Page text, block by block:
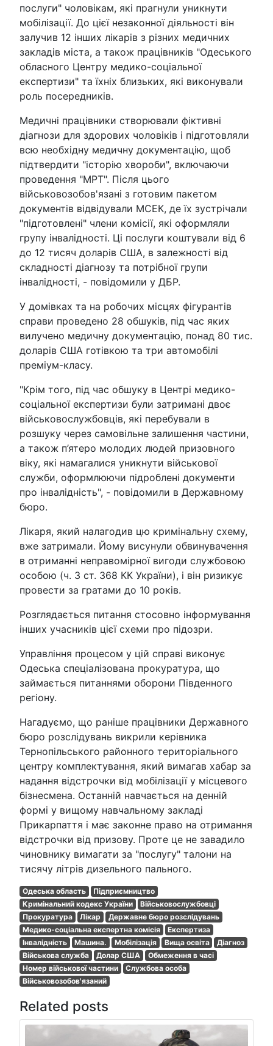
послуги" чоловікам, які прагнули уникнути
мобілізації. До цієї незаконної діяльності він
залучив 12 інших лікарів з різних медичних
закладів міста, а також працівників "Одеського
обласного Центру медико-соціальної
експертизи" та їхніх близьких, які виконували
роль посередників.
Медичні працівники створювали фіктивні
діагнози для здорових чоловіків і підготовляли
всю необхідну медичну документацію, щоб
підтвердити "історію хвороби", включаючи
проведення "МРТ". Після цього
військовозобов'язані з готовим пакетом
документів відвідували МСЕК, де їх зустрічали
"підготовлені" члени комісії, які оформляли
групу інвалідності. Ці послуги коштували від 6
до 12 тисяч доларів США, в залежності від
складності діагнозу та потрібної групи
інвалідності, - повідомили у ДБР.
У домівках та на робочих місцях фігурантів
справи проведено 28 обшуків, під час яких
вилучено медичну документацію, понад 80 тис.
доларів США готівкою та три автомобілі
преміум-класу.
"Крім того, під час обшуку в Центрі медико-
соціальної експертизи були затримані двоє
військовослужбовців, які перебували в
розшуку через самовільне залишення частини,
а також п’ятеро молодих людей призовного
віку, які намагалися уникнути військової
служби, оформлюючи підроблені документи
про інвалідність", - повідомили в Державному
бюро.
Лікаря, який налагодив цю кримінальну схему,
вже затримали. Йому висунули обвинувачення
в отриманні неправомірної вигоди службовою
особою (ч. 3 ст. 368 КК України), і він ризикує
провести за гратами до 10 років.
Розглядається питання стосовно інформування
інших учасників цієї схеми про підозри.
Управління процесом у цій справі виконує
Одеська спеціалізована прокуратура, що
займається питаннями оборони Південного
регіону.
Нагадуємо, що раніше працівники Державного
бюро розслідувань викрили керівника
Тернопільського районного територіального
центру комплектування, який вимагав хабар за
надання відстрочки від мобілізації у місцевого
бізнесмена. Останній навчається на денній
формі у вищому навчальному закладі
Прикарпаття і має законне право на отримання
відстрочки від призову. Проте це не завадило
чиновнику вимагати за "послугу" талони на
тисячу літрів дизельного пального.
Одеська область
Підприємництво
Кримінальний кодекс України
Військовослужбовці
Прокуратура
Лікар
Державне бюро розслідувань
Медико-соціальна експертна комісія
Експертиза
Інвалідність
Машина. Мобілізація Вища освіта
Діагноз
Військова служба
Долар США
Обмеження в часі
Номер військової частини
Службова особа
Військовозобов'язаний
Related posts